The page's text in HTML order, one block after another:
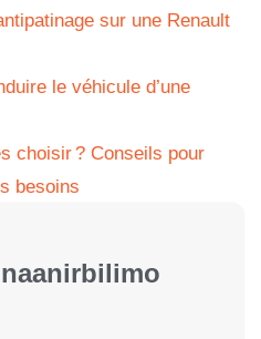
sur une Renault
le véhicule d’une
choisir ? Conseils pour
besoins